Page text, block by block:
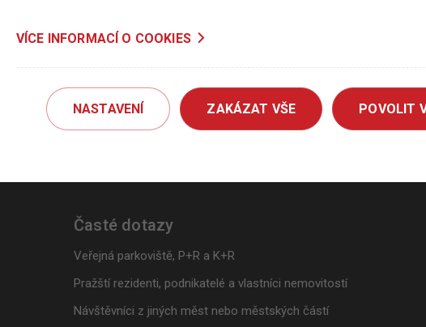
Časté dotazy
Veřejná parkoviště, P+R a K+R
Pražští rezidenti, podnikatelé a vlastníci nemovitostí
Návštěvníci z jiných měst nebo městských částí
VÍCE INFORMACÍ O COOKIES
NASTAVENÍ ZAKÁZAT VŠE POVOLIT